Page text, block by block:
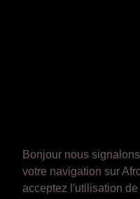
Bonjour nous
votre navigation sur
acceptez l'utilisation